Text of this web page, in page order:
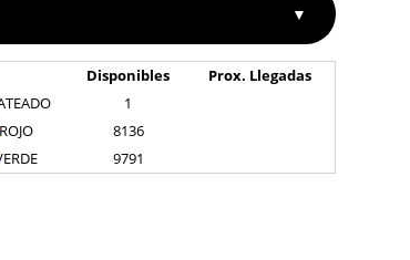
▼
Disponibles
Prox. Llegadas
1
8136
9791